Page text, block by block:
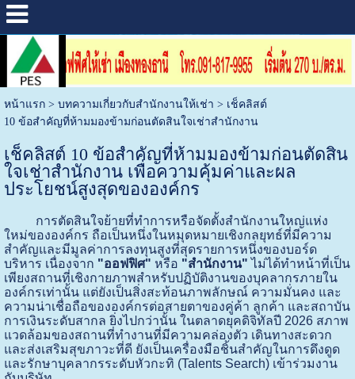
หน้าแรก> บทความเกี่ยวกับสำนักงานให้เช่า > เช็คลิสต์
10 ข้อสำคัญที่ห้ามมองข้ามก่อนตัดสินใจเช่าสำนักงาน
เช็คลิสต์ 10 ข้อสำคัญที่ห้ามมองข้ามก่อนตัดสิน
ใจเช่าสำนักงาน เพื่อความคุ้มค่าและผล
ประโยชน์สูงสุดขององค์กร
การตัดสินใจย้ายที่ทำการหรือจัดตั้งสำนักงานใหญ่แห่ง
ใหม่ขององค์กร ถือเป็นหนึ่งในหมุดหมายเชิงกลยุทธ์ที่มีความ
สำคัญและมีมูลค่าการลงทุนสูงที่สุดรายการหนึ่งของบอร์ด
บริหาร เนื่องจาก "ออฟฟิศ" หรือ "สำนักงาน" ไม่ได้ทำหน้าที่เป็น
เพียงสถานที่เชิงกายภาพสำหรับปฏิบัติงานของบุคลากรภายใน
องค์กรเท่านั้น แต่ยังเป็นสิ่งสะท้อนภาพลักษณ์ ความมั่นคง และ
ความน่าเชื่อถือขององค์กรต่อสายตาของคู่ค้า ลูกค้า และสถาบัน
การเงินระดับสากล ยิ่งไปกว่านั้น ในตลาดยุคดิจิทัลปี 2026 สภาพ
แวดล้อมของสถานที่ทำงานที่มีความคล่องตัว เดินทางสะดวก
และส่งเสริมสุขภาวะที่ดี ยังเป็นเครื่องมือชิ้นสำคัญในการดึงดูด
และรักษาบุคลากรระดับหัวกะทิ (Talents Search) เข้าร่วมงาน